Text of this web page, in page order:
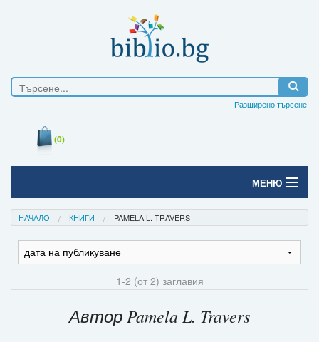
Разширено търсене
(0)
МЕНЮ
Начало
Печатни книги
НАЧАЛО КНИГИ PAMELA L. TRAVERS
1-2 (от 2) заглавия
Автор Pamela L. Travers